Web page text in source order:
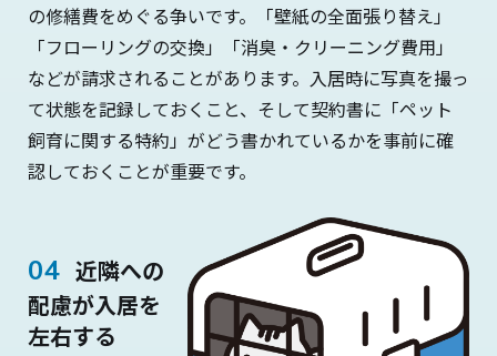
の修繕費をめぐる争いです。「壁紙の全面張り替え」
「フローリングの交換」「消臭・クリーニング費用」
などが請求されることがあります。入居時に写真を撮っ
て状態を記録しておくこと、そして契約書に「ペット
飼育に関する特約」がどう書かれているかを事前に確
認しておくことが重要です。
近隣への
配慮が入居を
左右する